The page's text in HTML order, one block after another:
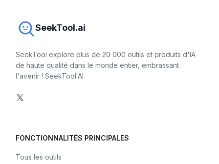
SeekTool.ai
SeekTool explore plus de 20 000 outils et produits d'IA
de haute qualité dans le monde entier, embrassant
l'avenir ! SeekTool.AI
FONCTIONNALITÉS PRINCIPALES
Tous les outils